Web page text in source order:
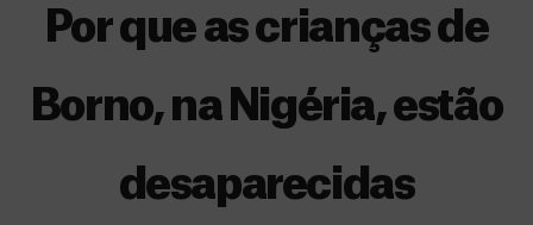
Por que as crianças de
Borno, na Nigéria, estão
desaparecidas
r